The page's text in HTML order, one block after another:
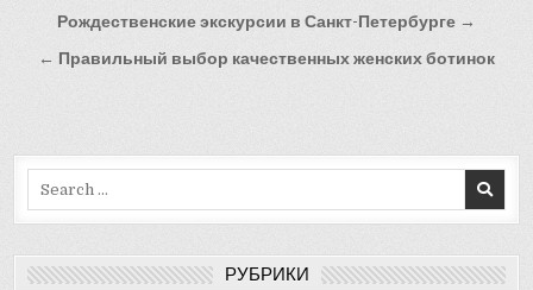
Навигация
по
Рождественские экскурсии в Санкт-Петербурге →
← Правильный выбор качественных женских ботинок
РУБРИКИ